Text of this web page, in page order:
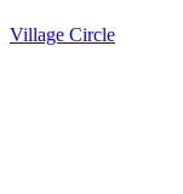
Village Circle